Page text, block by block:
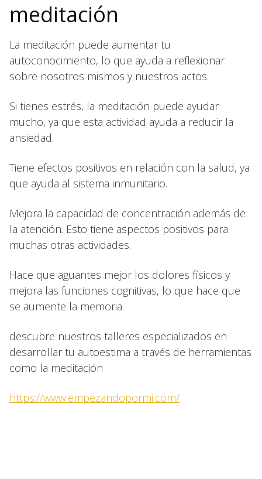
meditación
La meditación puede aumentar tu
autoconocimiento, lo que ayuda a reflexionar
sobre nosotros mismos y nuestros actos.
Si tienes estrés, la meditación puede ayudar
mucho, ya que esta actividad ayuda a reducir la
ansiedad.
Tiene efectos positivos en relación con la salud, ya
que ayuda al sistema inmunitario.
Mejora la capacidad de concentración además de
la atención. Esto tiene aspectos positivos para
muchas otras actividades.
Hace que aguantes mejor los dolores físicos y
mejora las funciones cognitivas, lo que hace que
se aumente la memoria.
descubre nuestros talleres especializados en
desarrollar tu autoestima a través de herramientas
como la meditación
https://www.empezandopormi.com/